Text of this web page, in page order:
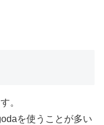
。
を使うことが多い